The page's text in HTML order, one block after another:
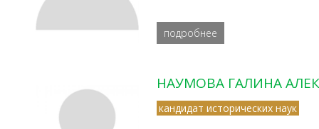
подробнее
НАУМОВА ГАЛИНА
кандидат исторических наук